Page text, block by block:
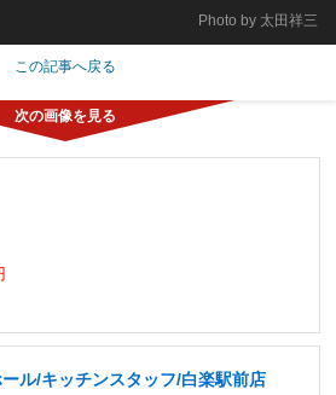
Photo by 太田祥三
この記事へ戻る
ル/キッチンスタッフ/白楽駅前店